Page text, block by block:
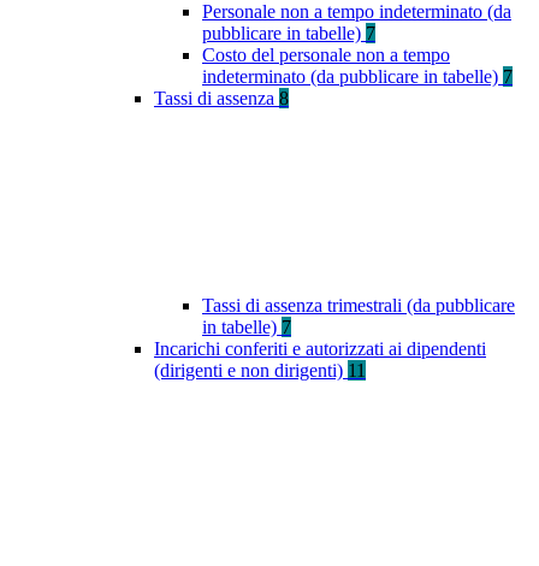
Personale non a tempo indeterminato (da
pubblicare in tabelle) 7
Costo del personale non a tempo
indeterminato (da pubblicare in tabelle) 7
Tassi di assenza 8
Tassi di assenza trimestrali (da pubblicare
in tabelle) 7
Incarichi conferiti e autorizzati ai dipendenti
(dirigenti e non dirigenti) 11